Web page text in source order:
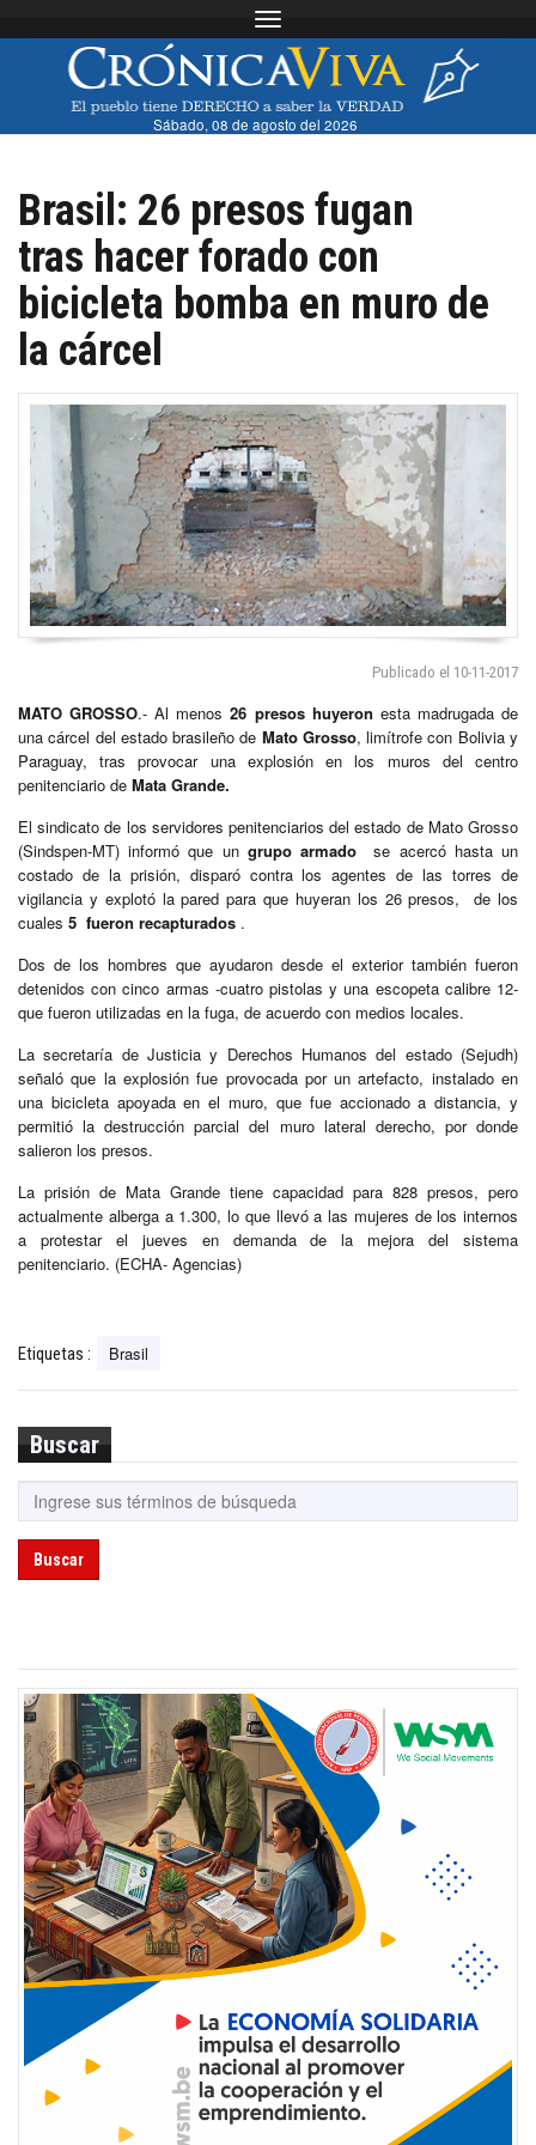
Toggle navigation
Sábado, 08 de agosto del 2026
Brasil: 26 presos fugan
tras hacer forado con
bicicleta bomba en muro de
la cárcel
Publicado el 10-11-2017
MATO GROSSO.- Al menos26 presos huyeron esta madrugada de
una cárcel del estado brasileño de Mato Grosso, limítrofe con Bolivia y
Paraguay, tras provocar una explosión en los muros del centro
penitenciario de Mata Grande.
El sindicato de los servidores penitenciarios del estado de Mato Grosso
(Sindspen-MT) informó que un grupo armado
se acercó hasta un
costado de la prisión, disparó contra los agentes de las torres de
vigilancia y explotó la pared para que huyeran los 26 presos, de los
cuales 5 fueron recapturados .
Dos de los hombres que ayudaron desde el exterior también fueron
detenidos con cinco armas -cuatro pistolas y una escopeta calibre 12-
que fueron utilizadas en la fuga, de acuerdo con medios locales.
La secretaría de Justicia y Derechos Humanos del estado (Sejudh)
señaló que la explosión fue provocada por un artefacto, instalado en
una bicicleta apoyada en el muro, que fue accionado a distancia, y
permitió la destrucción parcial del muro lateral derecho, por donde
salieron los presos.
La prisión de Mata Grande tiene capacidad para 828 presos, pero
actualmente alberga a 1.300, lo que llevó a las mujeres de los internos
a protestar el jueves en demanda de la mejora del sistema
penitenciario. (ECHA- Agencias)
Etiquetas : Brasil
Buscar
Buscar